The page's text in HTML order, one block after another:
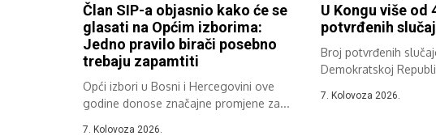
Član SIP-a objasnio kako će se
glasati na Općim izborima:
Jedno pravilo birači posebno
trebaju zapamtiti
Opći izbori u Bosni i Hercegovini ove
godine donose značajne promjene za...
7. Kolovoza 2026.
U Kongu više od
potvrđenih
Broj potvrđenih
Demokratskoj
7. Kolovoza 2026.